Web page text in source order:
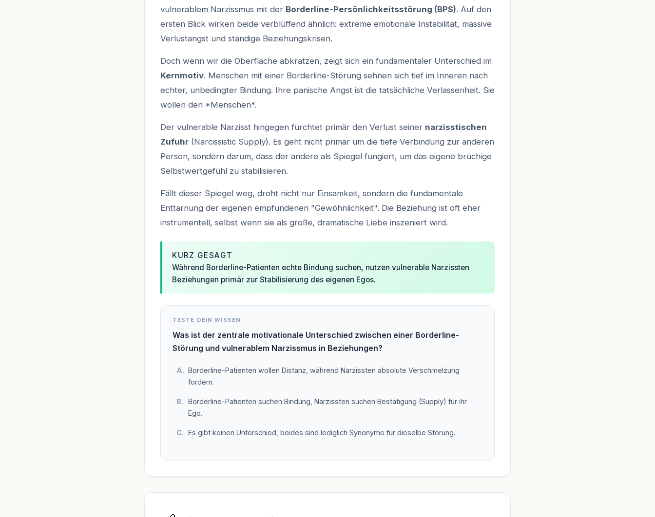
vulnerablem Narzissmus mit der Borderline-Persönlichkeitsstörung (BPS). Auf den
ersten Blick wirken beide verblüffend ähnlich: extreme emotionale Instabilität, massive
Verlustangst und ständige Beziehungskrisen.
Doch wenn wir die Oberfläche abkratzen, zeigt sich ein fundamentaler Unterschied im
Kernmotiv. Menschen mit einer Borderline-Störung sehnen sich tief im Inneren nach
echter, unbedingter Bindung. Ihre panische Angst ist die tatsächliche Verlassenheit. Sie
wollen den *Menschen*.
Der vulnerable Narzisst hingegen fürchtet primär den Verlust seiner narzisstischen
Zufuhr (Narcissistic Supply). Es geht nicht primär um die tiefe Verbindung zur anderen
Person, sondern darum, dass der andere als Spiegel fungiert, um das eigene brüchige
Selbstwertgefühl zu stabilisieren.
Fällt dieser Spiegel weg, droht nicht nur Einsamkeit, sondern die fundamentale
Enttarnung der eigenen empfundenen "Gewöhnlichkeit". Die Beziehung ist oft eher
instrumentell, selbst wenn sie als große, dramatische Liebe inszeniert wird.
KURZ GESAGT
Während Borderline-Patienten echte Bindung suchen, nutzen vulnerable Narzissten
Beziehungen primär zur Stabilisierung des eigenen Egos.
TESTE DEIN WISSEN
Was ist der zentrale motivationale Unterschied zwischen einer Borderline-
Störung und vulnerablem Narzissmus in Beziehungen?
Borderline-Patienten wollen Distanz, während Narzissten absolute Verschmelzung
fordern.
Borderline-Patienten suchen Bindung, Narzissten suchen Bestätigung (Supply) für ihr
Ego.
Es gibt keinen Unterschied, beides sind lediglich Synonyme für dieselbe Störung.